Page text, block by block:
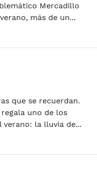
Mercadillo
más de un...
que se recuerdan.
uno de los
verano: la lluvia de...